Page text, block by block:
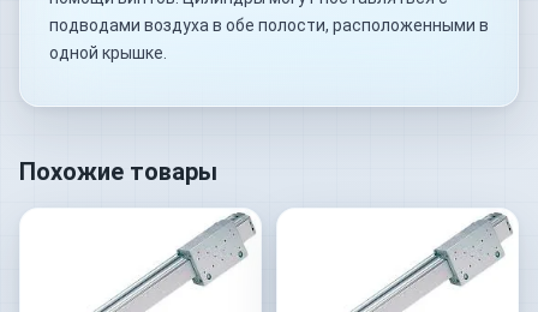
подводами воздуха в обе полости, расположенными в
одной крышке.
Похожие товары